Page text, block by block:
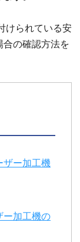
けられている安
合の確認方法を
ザー加工機
ー加工機の